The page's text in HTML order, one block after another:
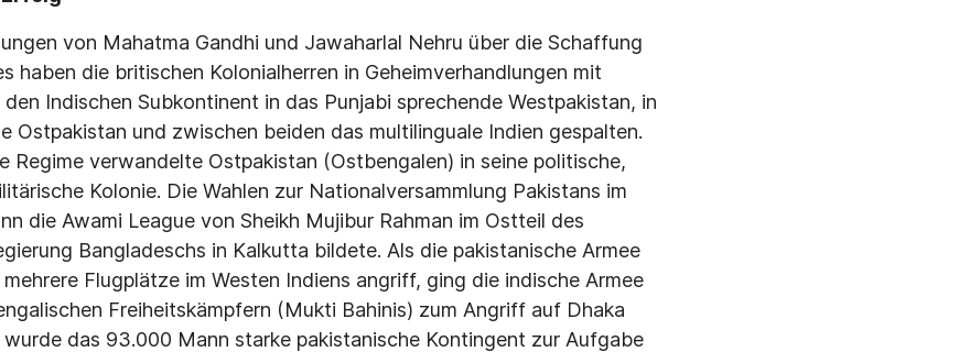
von Mahatma Gandhi und Jawaharlal Nehru über die Schaf­fung
haben die britischen Kolonialherren in Geheimverhandlungen mit
Indischen Subkontinent in das Punjabi sprechende Westpa­kistan, in
Ostpakistan und zwischen beiden das multilinguale Indien gespalten.
Regime verwandelte Ostpakistan (Ostbengalen) in seine politische,
Kolonie. Die Wahlen zur Nationalver­sammlung Pakistans im
die Awami League von Sheikh Mujibur Rahman im Ostteil des
Bangladeschs in Kalkutta bildete. Als die pakistanische Armee
Flugplätze im Westen Indiens angriff, ging die indische Armee
Freiheitskämpfern (Mukti Bahinis) zum Angriff auf Dhaka
wurde das 93.000 Mann star­ke pakistanische Kontingent zur Aufgabe